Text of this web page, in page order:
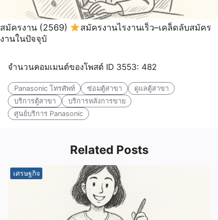
สมัครงาน (2569)
สมัครงานไรงานเร็ว–เคล็ดลับสมัคร
งานในปัจจุบั
จำนวนคอมเมนต์ของโพสต์ ID 3553: 482
Panasonic โทรศัพท์ ซ่อมตู้สาขา
ดูแลตู้สาขา
บริการตู้สาขา
บริการหลังการขาย
ศูนย์บริการ Panasonic
Related Posts
เศรษฐกิจ